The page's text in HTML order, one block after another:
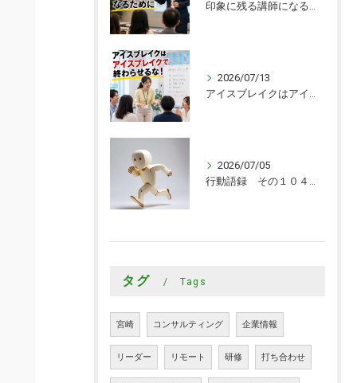
2026/07/13
2026/07/05
タグ Tags
宮崎 コンサルティング 企業情報
リーダー リモート 研修 打ち合わせ